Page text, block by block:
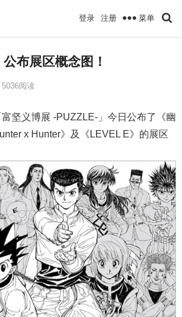
登录 注册 菜单
公布展区概念图！
5036阅读
坚义博展 -PUZZLE-」今日公布了《幽
x Hunter》及《LEVEL E》的展区